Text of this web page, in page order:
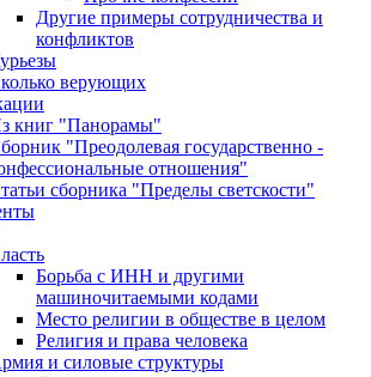
Другие примеры сотрудничества и
конфликтов
верующих
книг "Панорамы"
"Преодолевая государственно -
отношения"
сборника "Пределы светскости"
Борьба с ИНН и другими
машиночитаемыми кодами
Место религии в обществе в целом
Религия и права человека
и силовые структуры